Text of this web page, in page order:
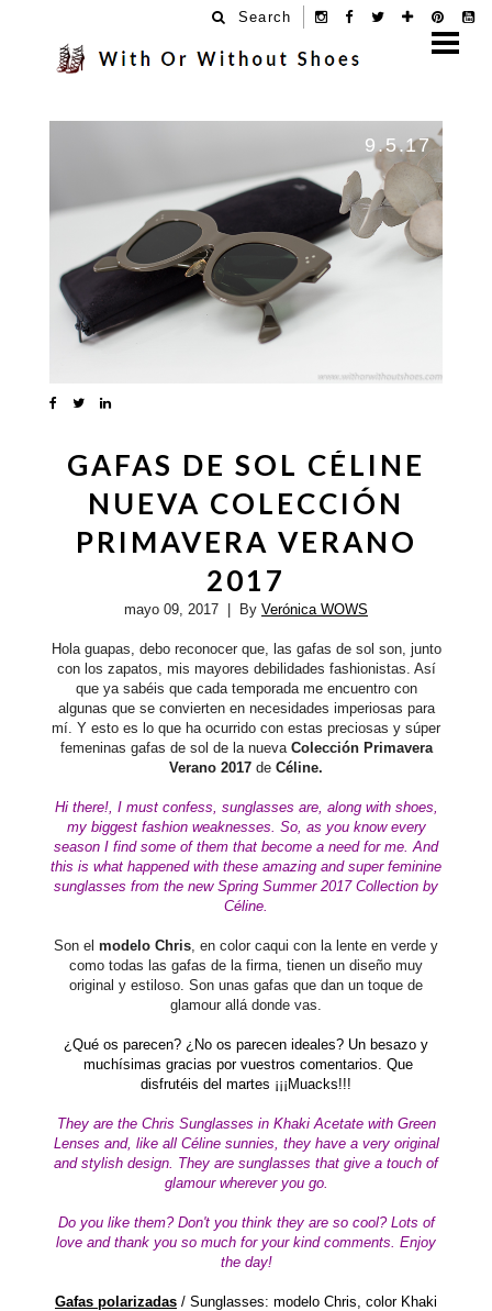
Search
9.5.17
GAFAS DE SOL CÉLINE
NUEVA COLECCIÓN
PRIMAVERA VERANO
2017
mayo 09, 2017 | By Verónica WOWS
Hola guapas, debo reconocer que, las gafas de sol son, junto
con los zapatos, mis mayores debilidades fashionistas. Así
que ya sabéis que cada temporada me encuentro con
algunas que se convierten en necesidades imperiosas para
mí. Y esto es lo que ha ocurrido con estas preciosas y súper
femeninas gafas de sol de la nueva Colección Primavera
Verano 2017 de Céline.
Hi there!, I must confess, sunglasses are, along with shoes,
my biggest fashion weaknesses. So, as you know every
season I find some of them that become a need for me. And
this is what happened with these amazing and super feminine
sunglasses from the new Spring Summer 2017 Collection by
Céline.
Son el modelo Chris , en color caqui con la lente en verde y
como todas las gafas de la firma, tienen un diseño muy
original y estiloso. Son unas gafas que dan un toque de
glamour allá donde vas.
¿Qué os parecen? ¿No os parecen ideales? Un besazo y
muchísimas gracias por vuestros comentarios. Que
disfrutéis del martes ¡¡¡Muacks!!!
They are the Chris Sunglasses in Khaki Acetate with Green
Lenses and, like all Céline sunnies, they have a very original
and stylish design. They are sunglasses that give a touch of
glamour wherever you go.
Do you like them? Don't you think they are so cool? Lots of
love and thank you so much for your kind comments. Enjoy
the day!
Gafas polarizadas / Sunglasses: modelo Chris, color Khaki